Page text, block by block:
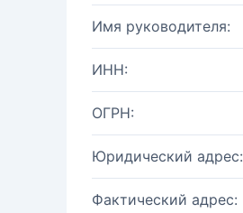
Имя руководителя:
ИНН:
ОГРН:
Юридический адрес:
Фактический адрес: